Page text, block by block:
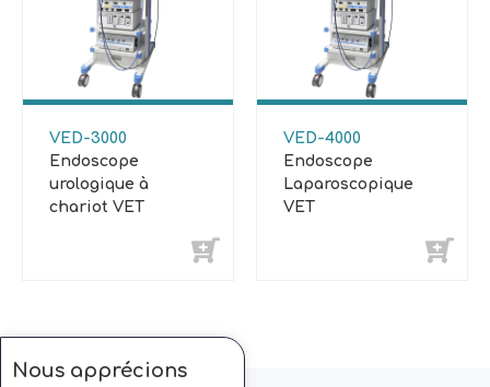
VED-3000
Endoscope
urologique à
chariot VET
VED-4000
Endoscope
Laparoscopique
VET
Nous apprécions